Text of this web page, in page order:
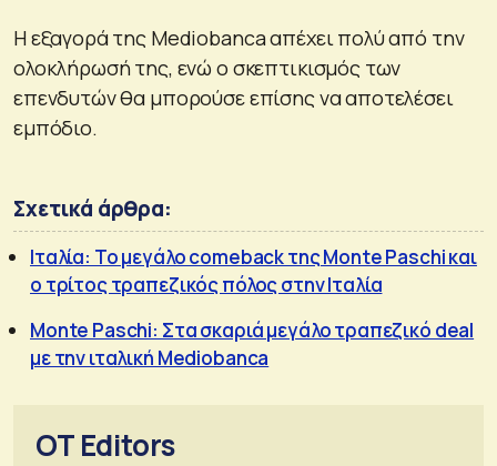
Η εξαγορά της Mediobanca απέχει πολύ από την
ολοκλήρωσή της, ενώ ο σκεπτικισμός των
επενδυτών θα μπορούσε επίσης να αποτελέσει
εμπόδιο.
Σχετικά άρθρα:
Ιταλία: Το μεγάλο comeback της Monte Paschi και
ο τρίτος τραπεζικός πόλος στην Ιταλία
Monte Paschi: Στα σκαριά μεγάλο τραπεζικό deal
με την ιταλική Mediobanca
OT Editors